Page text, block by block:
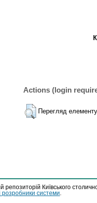
Actions (login
Перегляд елементу
репозиторій Київського
розробники системи